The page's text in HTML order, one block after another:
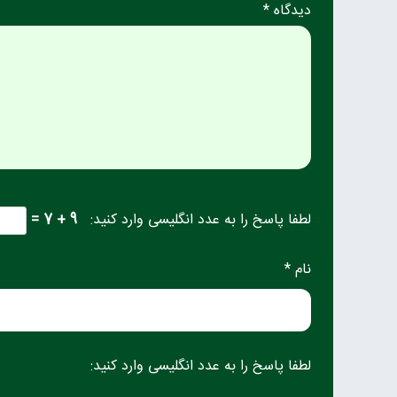
دیدگاه *
لطفا پاسخ را به عدد انگلیسی وارد کنید: 9 + 7 =
نام *
لطفا پاسخ را به عدد انگلیسی وارد کنید: